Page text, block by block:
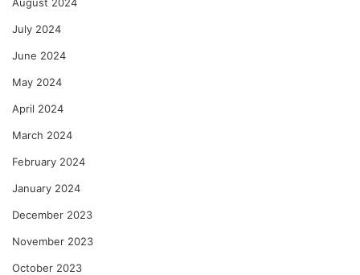
July 2024
June 2024
May 2024
April 2024
March 2024
February 2024
January 2024
December 2023
November 2023
October 2023